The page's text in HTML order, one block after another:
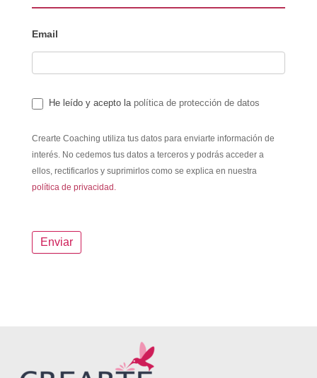
Email
He leído y acepto la política de protección de datos
Crearte Coaching utiliza tus datos para enviarte información de
interés. No cedemos tus datos a terceros y podrás acceder a
ellos, rectificarlos y suprimirlos como se explica en nuestra
política de privacidad.